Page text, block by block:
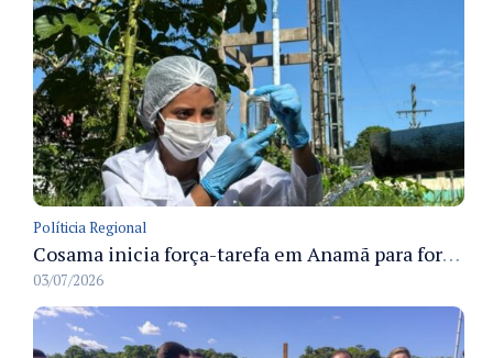
Políticia Regional
Cosama inicia força-tarefa em Anamã para fortalecer abastecimento de água e segurança hídrica da população
03/07/2026